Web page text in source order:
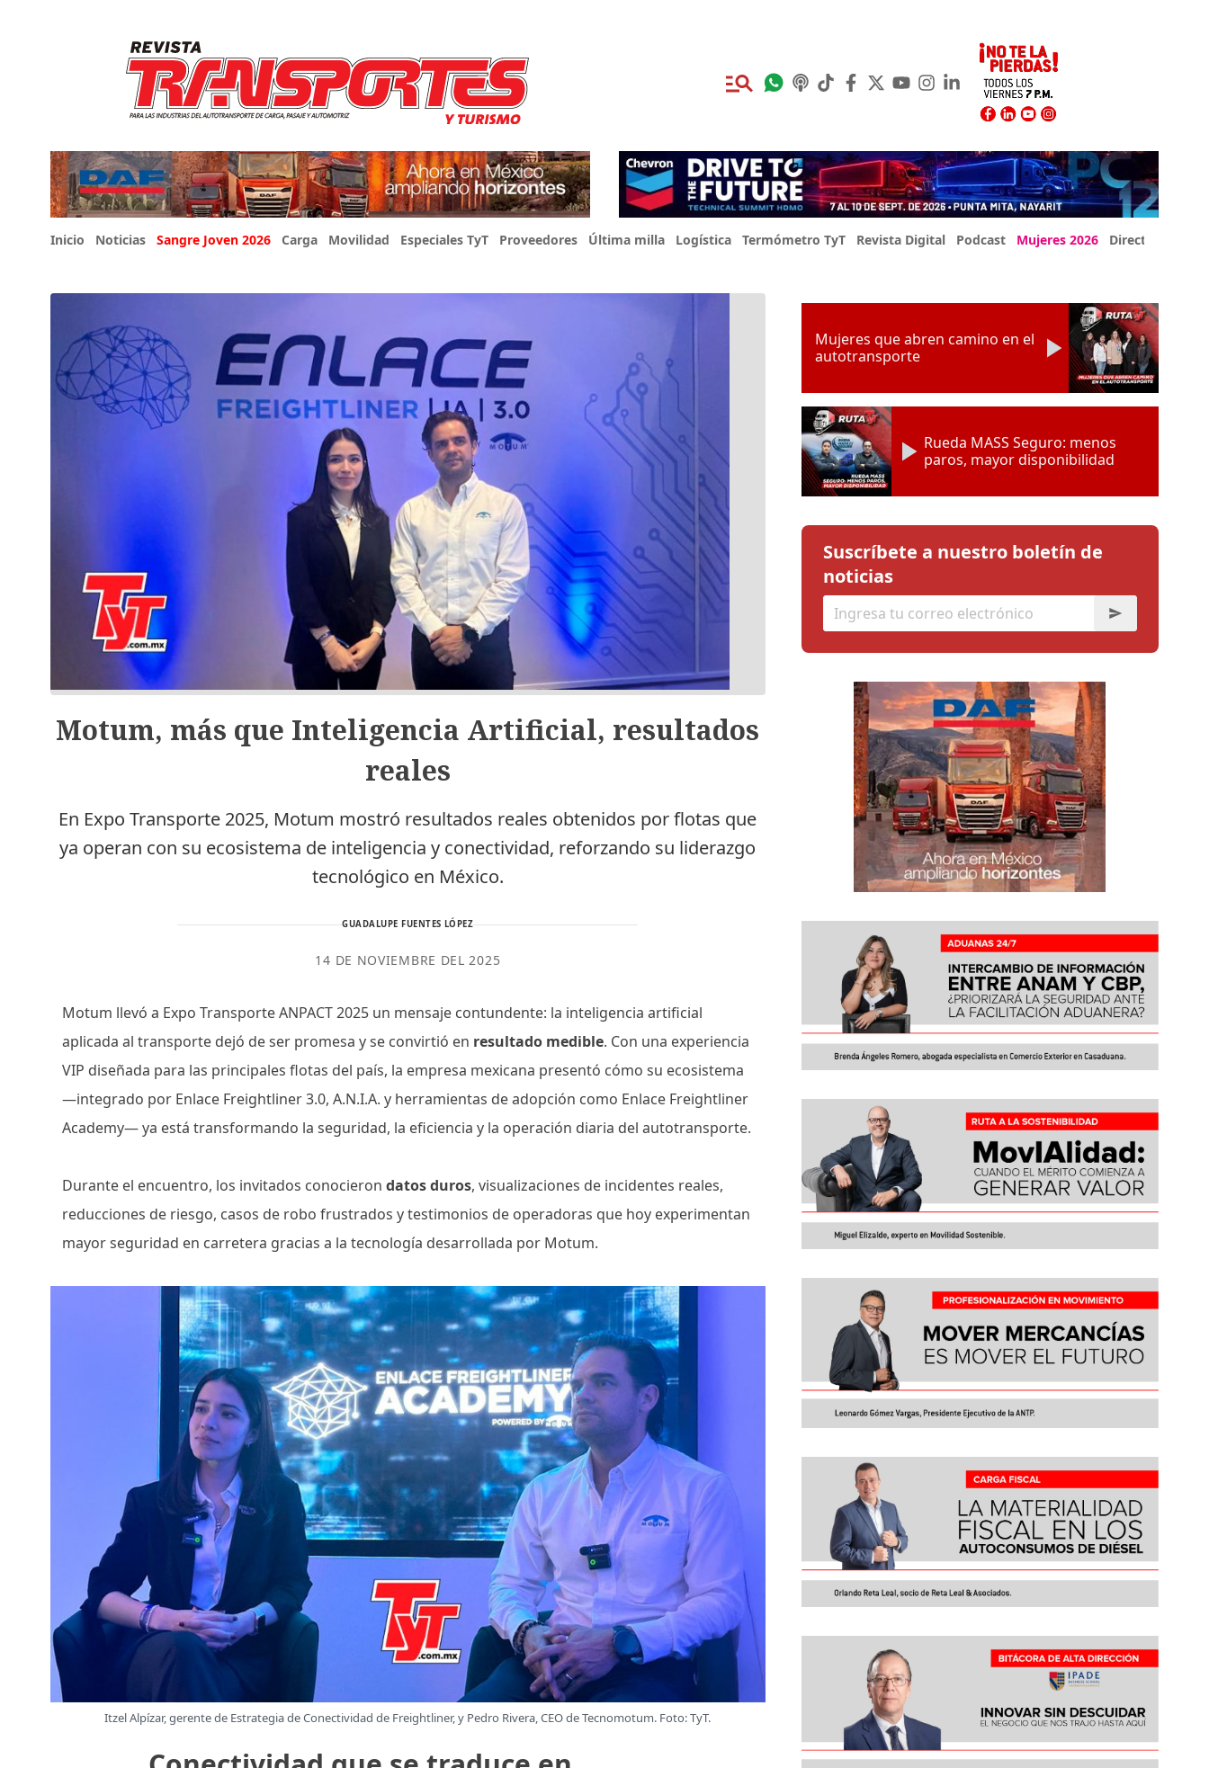
Inicio Noticias Sangre Joven 2026 Carga Movilidad Especiales TyT Proveedores Última milla Logística Termómetro TyT Revista Digital Podcast Mujeres 2026 Directorio Expo
Motum, más que Inteligencia Artificial, resultados
reales
En Expo Transporte 2025, Motum mostró resultados reales obtenidos por flotas que
ya operan con su ecosistema de inteligencia y conectividad, reforzando su liderazgo
tecnológico en México.
GUADALUPE FUENTES LÓPEZ
14 DE NOVIEMBRE DEL 2025
Motum llevó a Expo Transporte ANPACT 2025 un mensaje contundente: la inteligencia artificial
aplicada al transporte dejó de ser promesa y se convirtió en resultado medible. Con una experiencia
VIP diseñada para las principales flotas del país, la empresa mexicana presentó cómo su ecosistema
—integrado por Enlace Freightliner 3.0, A.N.I.A. y herramientas de adopción como Enlace Freightliner
Academy— ya está transformando la seguridad, la eficiencia y la operación diaria del autotransporte.
Durante el encuentro, los invitados conocierondatos duros, visualizaciones de incidentes reales,
reducciones de riesgo, casos de robo frustrados y testimonios de operadoras que hoy experimentan
mayor seguridad en carretera gracias a la tecnología desarrollada por Motum.
Itzel Alpízar, gerente de Estrategia de Conectividad de Freightliner, y Pedro Rivera, CEO de Tecnomotum. Foto: TyT.
Mujeres que abren camino en el
autotransporte
Rueda MASS Seguro: menos
paros, mayor disponibilidad
Suscríbete a nuestro boletín de
noticias